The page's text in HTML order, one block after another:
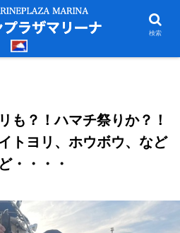
も？！ハマチ祭りか？！
トヨリ、ホウボウ、など
・・・・
検索